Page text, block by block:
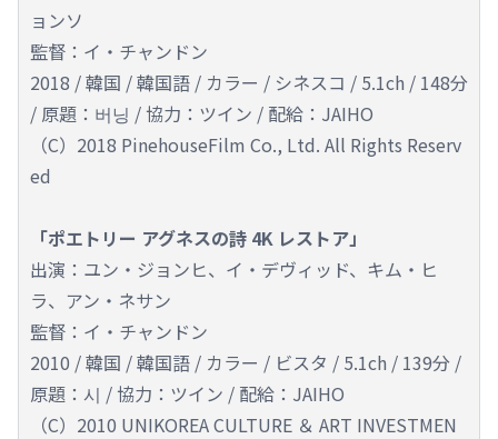
ョンソ
監督：イ・チャンドン
2018 / 韓国 / 韓国語 / カラー / シネスコ / 5.1ch / 148分
/ 原題：버닝 / 協力：ツイン / 配給：JAIHO
（C）2018 PinehouseFilm Co., Ltd. All Rights Reserv
ed
「ポエトリー アグネスの詩 4K レストア」
出演：ユン・ジョンヒ、イ・デヴィッド、キム・ヒ
ラ、アン・ネサン
監督：イ・チャンドン
2010 / 韓国 / 韓国語 / カラー / ビスタ / 5.1ch / 139分 /
原題：시 / 協力：ツイン / 配給：JAIHO
（C）2010 UNIKOREA CULTURE ＆ ART INVESTMEN